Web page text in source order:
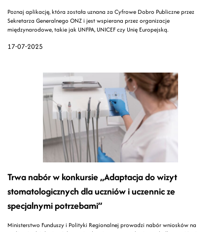
17-07-2025
Poznaj aplikację, która została uznana za Cyfrowe Dobro Publiczne przez
Sekretarza Generalnego ONZ i jest wspierana przez organizacje
międzynarodowe, takie jak UNFPA, UNICEF czy Unię Europejską.
Trwa nabór w konkursie „Adaptacja do wizyt
stomatologicznych dla uczniów i uczennic ze
specjalnymi potrzebami”
Ministerstwo Funduszy i Polityki Regionalnej prowadzi nabór wniosków na